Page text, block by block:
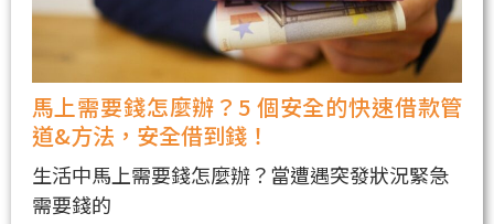
馬上需要錢怎麼辦？5 個安全的快速借款管
道&方法，安全借到錢！
生活中馬上需要錢怎麼辦？當遭遇突發狀況緊急
需要錢的